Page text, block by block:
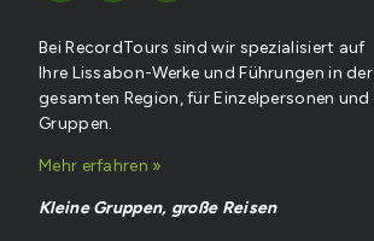
Bei RecordTours sind wir spezialisiert auf
Ihre Lissabon-Werke und Führungen in der
gesamten Region, für Einzelpersonen und
Gruppen.
Mehr erfahren »
Kleine Gruppen, große Reisen